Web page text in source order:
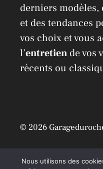
derniers modèles,
et des tendances
vos choix et vous
l’entretien de vos
récents ou
© 2026
Nous utilisons des